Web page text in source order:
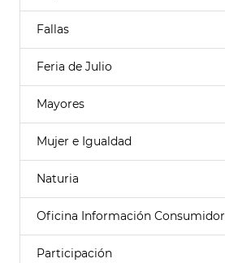
Fallas
Feria de Julio
Mayores
Mujer e Igualdad
Naturia
Oficina Información Consumidor
Participación